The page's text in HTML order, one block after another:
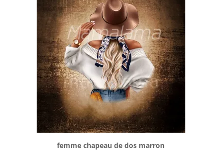
à
10,00 €
femme chapeau de dos marron